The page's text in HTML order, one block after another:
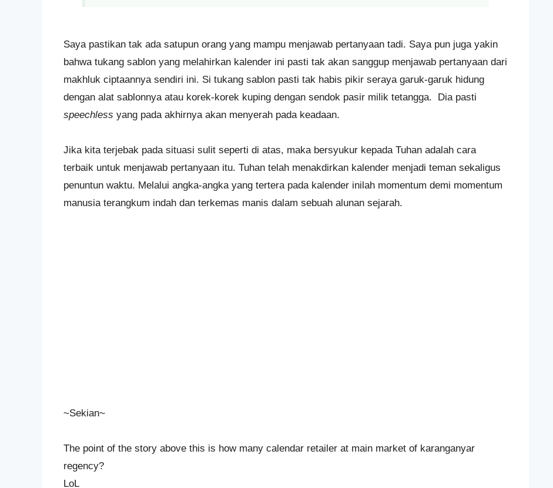
Saya pastikan tak ada satupun orang yang mampu menjawab pertanyaan tadi. Saya pun juga yakin
bahwa tukang sablon yang melahirkan kalender ini pasti tak akan sanggup menjawab pertanyaan dari
makhluk ciptaannya sendiri ini. Si tukang sablon pasti tak habis pikir seraya garuk-garuk hidung
dengan alat sablonnya atau korek-korek kuping dengan sendok pasir milik tetangga. Dia pasti
speechless yang pada akhirnya akan menyerah pada keadaan.
Jika kita terjebak pada situasi sulit seperti di atas, maka bersyukur kepada Tuhan adalah cara
terbaik untuk menjawab pertanyaan itu. Tuhan telah menakdirkan kalender menjadi teman sekaligus
penuntun waktu. Melalui angka-angka yang tertera pada kalender inilah momentum demi momentum
manusia terangkum indah dan terkemas manis dalam sebuah alunan sejarah.
~Sekian~
The point of the story above this is how many calendar retailer at main market of karanganyar
regency?
LoL